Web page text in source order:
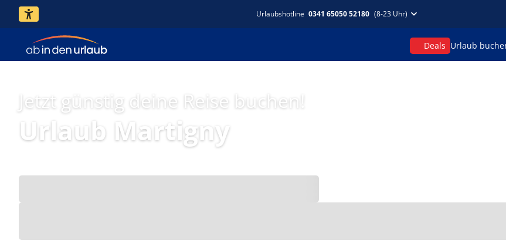
Urlaubshotline 0341 65050 52180 (8-23 Uhr)
Deals Urlaub
Jetzt günstig deine Reise buchen!
Urlaub Martigny